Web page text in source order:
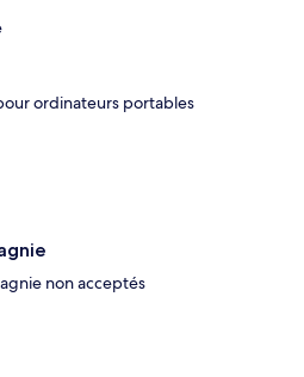
ordinateurs portables
non acceptés